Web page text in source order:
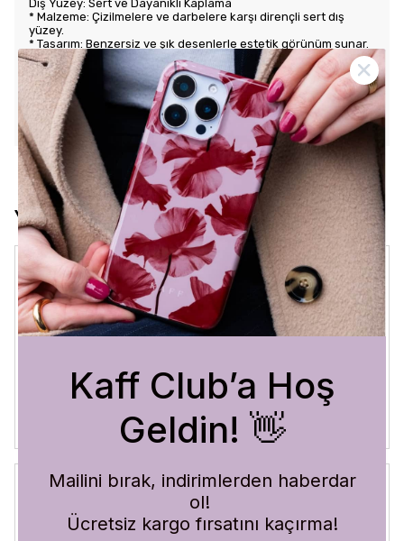
Dış Yüzey: Sert ve Dayanıklı Kaplama
* Malzeme: Çizilmelere ve darbelere karşı dirençli sert dış
yüzey.
* Tasarım: Benzersiz ve şık desenlerle estetik görünüm sunar.
Kullanım Kolaylığı
* Tuş Erişimi: Tuşlara kolay erişim sağlayarak kullanım rahatlığı
sunar.
* Uyum: Telefonunuza tam oturarak gevşek durmaz ve kaliteli
bir his verir.
Yorumlar
Crystal Sage
3 Ağustos 2026
Bükra A.
Blue Abyss
30 Temmuz 2026
Kaff Club’a Hoş
Geldin! 👋
Mailini bırak, indirimlerden haberdar
ol!
Ücretsiz kargo fırsatını kaçırma!